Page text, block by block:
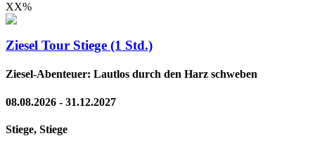
XX%
Ziesel Tour Stiege (1 Std.)
Ziesel-Abenteuer: Lautlos durch den Harz schweben
08.08.2026 - 31.12.2027
Stiege, Stiege